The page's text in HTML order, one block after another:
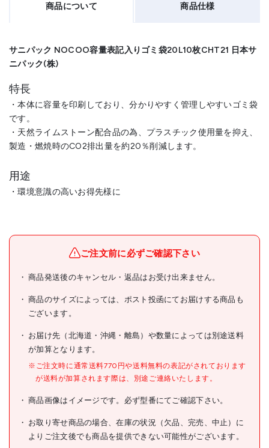
商品について
サニパック NOCOO容量表記入りゴミ袋20L10枚CHT21 日本サ
ニパック(株)
特長
・本体に容量を印刷しており、分かりやすく管理しやすいゴミ袋
です。
・天然ライムストーン配合品の為、プラスチック使用量を抑え、
製造・燃焼時のCO2排出量を約20％削減します。
用途
・環境意識の高いお得先様に
商品仕様
ブランド名 サニパック
商品名
サニパック NOCOO容量表
記入りゴミ袋20L10枚
型式 CHT21
JANコード
仕様
●容量(L):20
●縦(mm):600
●厚さ(mm):0.018
●1冊:10枚入
ご注文前に必ずご確認下さい
商品発送後のキャンセル・返品はお受け出来ません。
商品のサイズによっては、ポスト投函にてお届けする商品も
ございます。
お届け先（北海道・沖縄・離島）や数量によっては別途送料
が加算となります。
※ご注文時に通常送料770円や送料無料の表記がされております
が送料が加算されます際は、別途ご連絡いたします。
商品画像はイメージです。必ず型番にてご確認下さい。
お取り寄せ商品の場合、在庫の状況（欠品、完売、中止）に
よりご注文後でも商品を提供できない可能性がございます。